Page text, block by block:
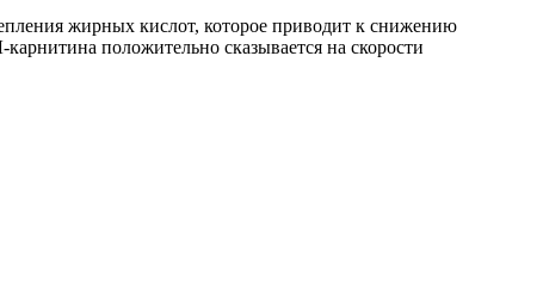
жирных кислот, которое приводит к снижению
положительно сказывается на скорости